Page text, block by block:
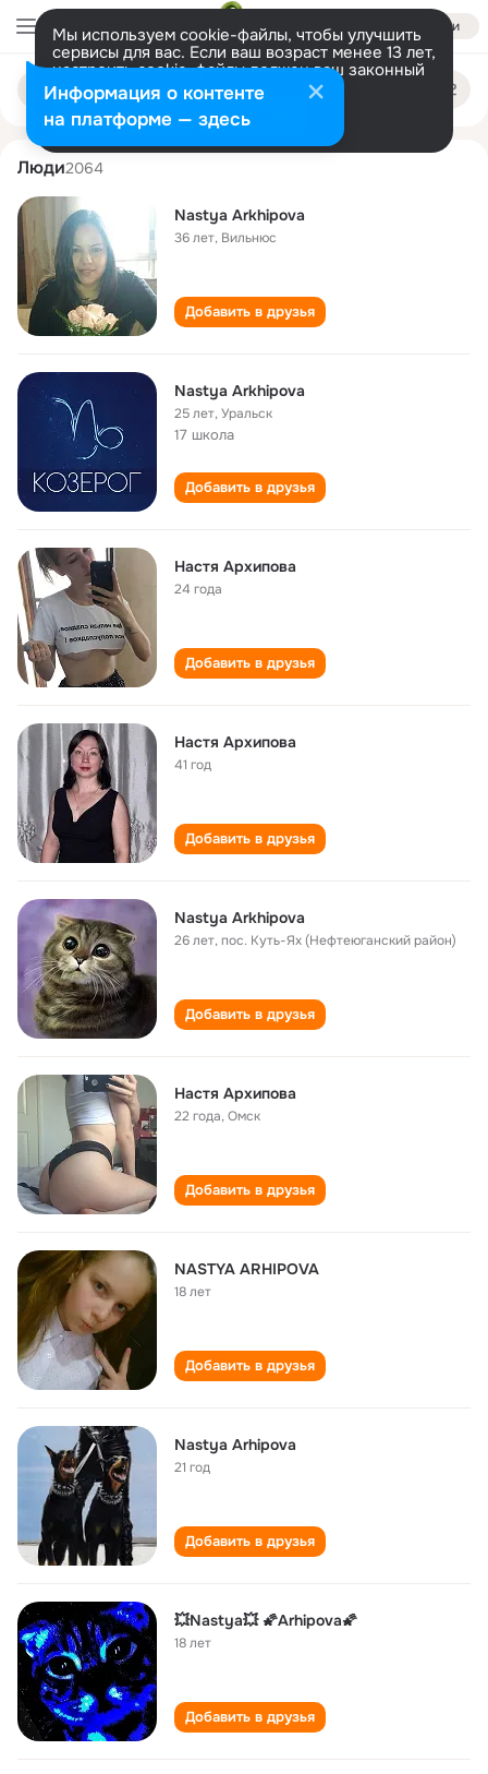
Войти
Мы используем cookie-файлы, чтобы улучшить
сервисы для вас. Если ваш возраст менее 13 лет,
настроить cookie-файлы должен ваш законный
представитель. Больше информации
Разрешить все Настроить
Поиск
людям
nastya arkhipova
Люди2064
Nastya Arkhipova
36 лет, Вильнюс
Добавить в друзья
Nastya Arkhipova
25 лет,Уральск
17 школа
Добавить в друзья
Настя Архипова
24 года
Добавить в друзья
Настя Архипова
41 год
Добавить в друзья
Nastya Arkhipova
26 лет,пос. Куть-Ях (Нефтеюганский район)
Добавить в друзья
Настя Архипова
22 года,Омск
Добавить в друзья
NASTYA ARHIPOVA
18 лет
Добавить в друзья
Nastya Arhipova
21 год
Добавить в друзья
💥Nastya💥 🌠Arhipova🌠
18 лет
Добавить в друзья
Информация о контенте
на платформе — здесь